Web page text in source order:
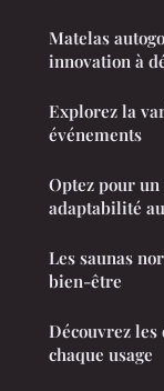
Matelas
innovation à
Explorez la
événements
Optez pour
adaptabilité
Les saunas
bien-être
Découvrez
chaque usage